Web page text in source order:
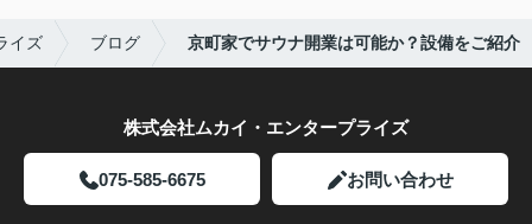
イズ ブログ 京町家でサウナ開業は可能か？設備をご紹介
株式会社ムカイ・エンタープライズ
075-585-6675 お問い合わせ